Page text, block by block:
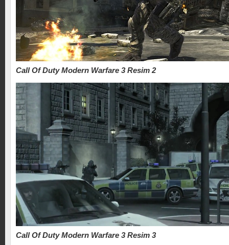
Call Of Duty Modern Warfare 3 Resim 2
Call Of Duty Modern Warfare 3 Resim 3